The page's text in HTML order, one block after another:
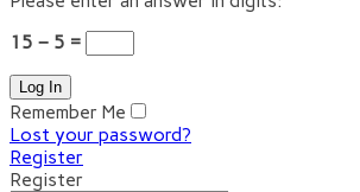
15 − 5 =
Remember Me
Lost your password?
Register
Register